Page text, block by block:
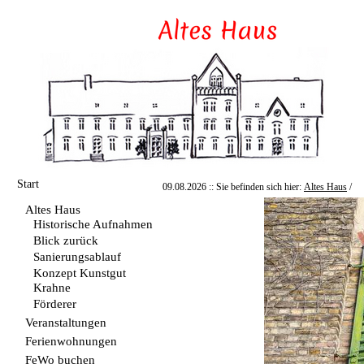
Start
Altes Haus
Historische Aufnahmen
Blick zurück
Sanierungsablauf
Konzept Kunstgut
Krahne
Förderer
Veranstaltungen
Ferienwohnungen
FeWo buchen
09.08.2026 :: Sie befinden sich hier: Altes Haus /